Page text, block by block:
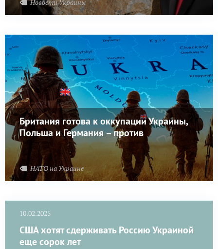
Новости Украины
Британия готова к оккупации Украины,
Польша и Германия – против
НАТО на Украине
10.02.2025
США хотят сдерживать Россию Украиной
еще сорок лет